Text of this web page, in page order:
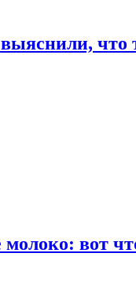
что
вот